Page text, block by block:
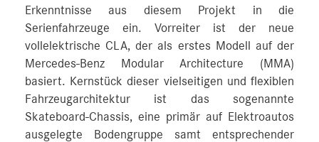
Erkenntnisse aus diesem Projekt in die
Serienfahrzeuge ein. Vorreiter ist der neue
vollelektrische CLA, der als erstes Modell auf der
Mercedes-Benz Modular Architecture (MMA)
basiert. Kernstück dieser vielseitigen und flexiblen
Fahrzeugarchitektur ist das sogenannte
Skateboard-Chassis, eine primär auf Elektroautos
ausgelegte Bodengruppe samt entsprechender